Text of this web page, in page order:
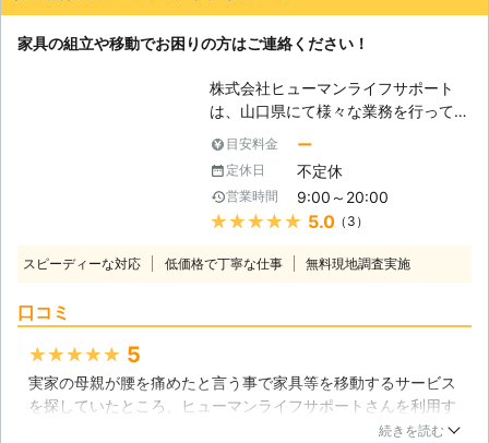
家具の組立や移動でお困りの方はご連絡ください！
株式会社ヒューマンライフサポート
は、山口県にて様々な業務を行ってお
ります。皆様の生活で起こったトラブ
ル、悩み事を解決するためのサービス
を提供しており、そのなかのひとつ家
具の組立・移動は人気です。インター
ネットを利用した通信販売で、新しい
工具がなくて組立ができないなどとお
立ます。 【家具を移動させるだけで
も大歓迎】 模様替えのために家具を
移動させたいけれど、重くて一人では
目安料金 ー
定休日 不定休
営業時間 9:00～20:00
★★★★★ 5.0（3）
スピーディーな対応 低価格で丁寧な仕事 無料現地調査実施
口コミ
★★★★★ 5
実家の母親が腰を痛めたと言う事で家具等を移動するサービス
を探していたところ、ヒューマンライフサポートさんを利用す
る事にしました。少々重い洋服入りダンスを一階から二階へ運
続きを読む